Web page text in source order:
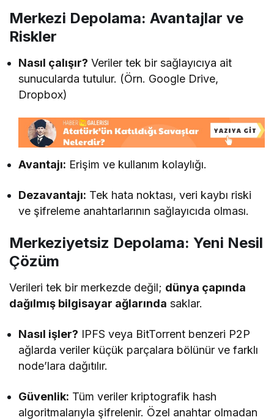
Merkezi Depolama: Avantajlar ve
Riskler
Nasıl çalışır? Veriler tek bir sağlayıcıya ait
sunucularda tutulur. (Örn. Google Drive,
Dropbox)
Avantajı: Erişim ve kullanım kolaylığı.
Dezavantajı: Tek hata noktası, veri kaybı riski
ve şifreleme anahtarlarının sağlayıcıda olması.
Merkeziyetsiz Depolama: Yeni Nesil
Çözüm
Verileri tek bir merkezde değil; dünya çapında
dağılmış bilgisayar ağlarında saklar.
Nasıl işler? IPFS veya BitTorrent benzeri P2P
ağlarda veriler küçük parçalara bölünür ve farklı
node’lara dağıtılır.
Güvenlik: Tüm veriler kriptografik hash
algoritmalarıyla şifrelenir. Özel anahtar olmadan